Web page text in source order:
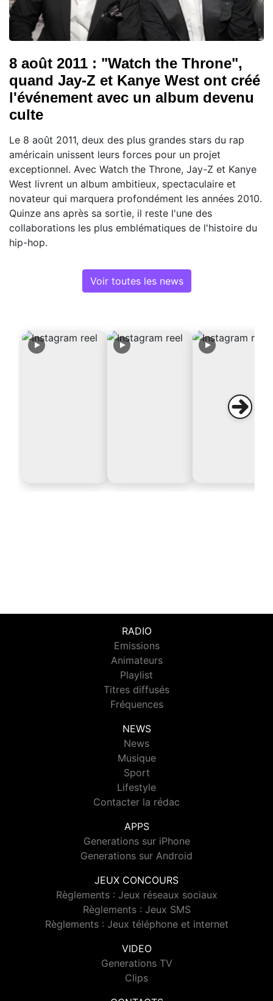
8 août 2011 : "Watch the Throne",
quand Jay-Z et Kanye West ont créé
l'événement avec un album devenu
culte
Le 8 août 2011, deux des plus grandes stars du rap
américain unissent leurs forces pour un projet
exceptionnel. Avec Watch the Throne, Jay-Z et Kanye
West livrent un album ambitieux, spectaculaire et
novateur qui marquera profondément les années 2010.
Quinze ans après sa sortie, il reste l'une des
collaborations les plus emblématiques de l'histoire du
hip-hop.
Voir toutes les news
RADIO
Emissions
Animateurs
Playlist
Titres diffusés
Fréquences
NEWS
News
Musique
Sport
Lifestyle
Contacter la rédac
APPS
Generations sur iPhone
Generations sur Android
JEUX CONCOURS
Règlements : Jeux réseaux sociaux
Règlements : Jeux SMS
Règlements : Jeux téléphone et internet
VIDEO
Generations TV
Clips